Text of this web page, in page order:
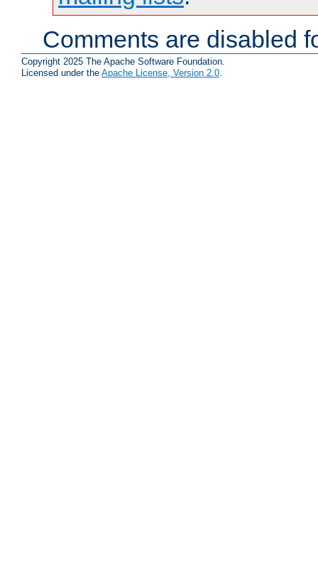
Comments are disabled
Copyright 2025 The Apache Software Foundation.
Licensed under the Apache License, Version 2.0